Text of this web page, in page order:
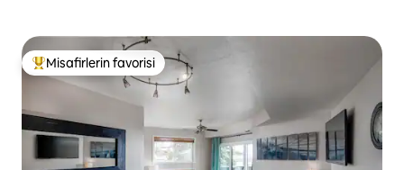
Misafirlerin favorilerinden en beğenilenler arasında
Misafirlerin favorisi